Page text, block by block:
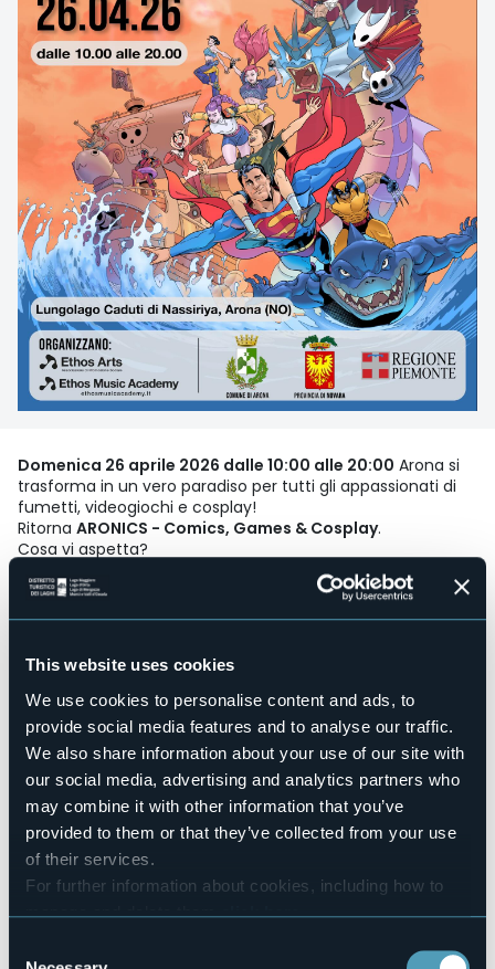
This website uses cookies
We use cookies to personalise content and ads, to
provide social media features and to analyse our traffic.
We also share information about your use of our site with
our social media, advertising and analytics partners who
may combine it with other information that you’ve
provided to them or that they’ve collected from your use
of their services.
For further information about cookies, including how to
manage and delete themclick here.
Domenica 26 aprile 2026 dalle 10:00 alle 20:00 Arona si
trasforma in un vero paradiso per tutti gli appassionati di
fumetti, videogiochi e cosplay!
Ritorna ARONICS - Comics, Games & Cosplay.
Cosa vi aspetta?
Artist Alley presso il Salone Arc En Ciel - Hotel Atlantic, con:
Stand di fumetti e illustrazione
Novità fumetti e libri
Workshop
Sul Lungolago Caduti di Nassiriya:
Giochi da tavolo e di ruolo
Gara Cosplay
Stand gadget
Street food
Ingresso gratuito
Scopri qui il programma completo